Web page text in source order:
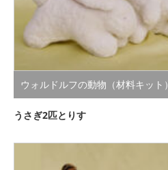
ウォルドルフの動物（材料キット）
うさぎ2匹とりす